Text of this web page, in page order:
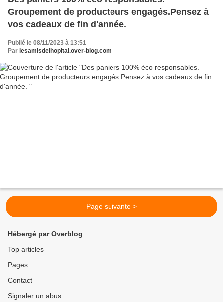
Groupement de producteurs engagés.Pensez à
vos cadeaux de fin d'année.
Publié le 08/11/2023 à 13:51
Par lesamisdelhopital.over-blog.com
Page suivante >
Hébergé par Overblog
Top articles
Pages
Contact
Signaler un abus